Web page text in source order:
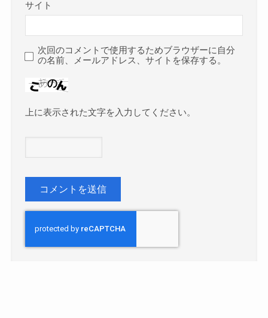
サイト
次回のコメントで使用するためブラウザーに自分
の名前、メールアドレス、サイトを保存する。
上に表示された文字を入力してください。